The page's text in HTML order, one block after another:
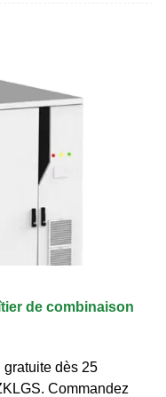
de combinaison
dès 25
Commandez